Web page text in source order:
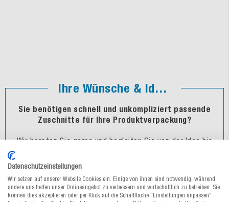
Ihre Wünsche & Ideen
Sie benötigen schnell und unkompliziert passende
Zuschnitte für Ihre Produktverpackung?
Wir beraten Sie gerne und begleiten Sie von der Idee bis
Jetzt Ihr individuelles Angebot anfordern ↓
Datenschutzeinstellungen
Wir setzen auf unserer Website Cookies ein. Einige von ihnen sind notwendig, während
andere uns helfen unser Onlineangebot zu verbessern und wirtschaftlich zu betreiben. Sie
können dies akzeptieren oder per Klick auf die Schaltfläche "Einstellungen anpassen"